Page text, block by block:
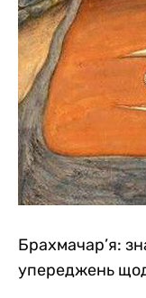
Брахмачар’я:
упереджень